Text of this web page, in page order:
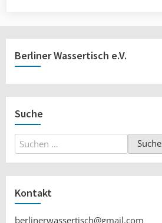
Berliner Wassertisch e.V.
Suche
Suchen
nach:
Kontakt
berlinerwassertisch@gmail.com